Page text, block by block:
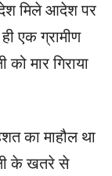
मिले आदेश पर
एक ग्रामीण
मार गिराया
का माहौल था
के खतरे से